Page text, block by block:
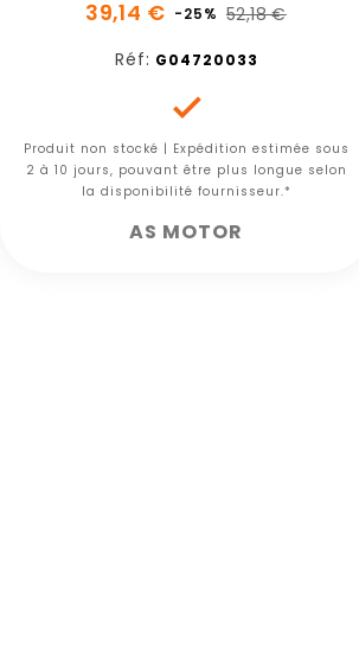
39,14 € -25% 52,18 €
Réf: G04720033

Produit non stocké | Expédition estimée sous
2 à 10 jours, pouvant être plus longue selon
la disponibilité fournisseur.*
AS MOTOR